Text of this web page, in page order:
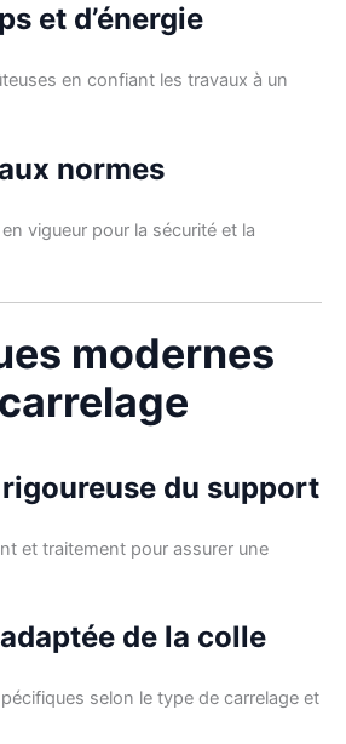
et d’énergie
en confiant les travaux à un
normes
vigueur pour la sécurité et la
modernes
du support
et traitement pour assurer une
de la colle
selon le type de carrelage et